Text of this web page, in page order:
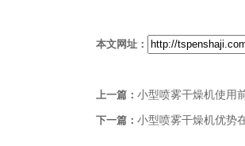
本文网址：
上一篇： 小型喷雾干燥机使用
下一篇： 小型喷雾干燥机优势